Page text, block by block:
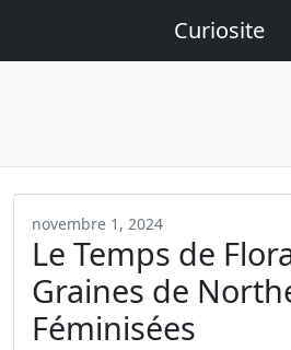
Curiosite
novembre 1, 2024
Le Temps de
Graines de
Féminisées